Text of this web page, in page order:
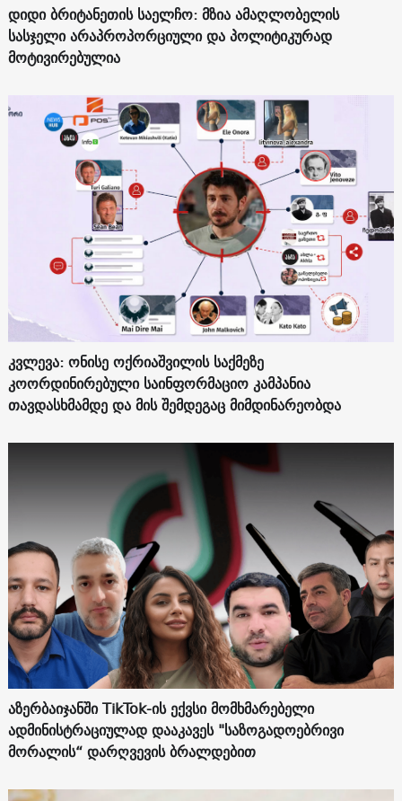
დიდი ბრიტანეთის საელჩო: მზია ამაღლობელის
სასჯელი არაპროპორციული და პოლიტიკურად
მოტივირებულია
კვლევა: ონისე ოქრიაშვილის საქმეზე
კოორდინირებული საინფორმაციო კამპანია
თავდასხმამდე და მის შემდეგაც მიმდინარეობდა
აზერბაიჯანში TikTok-ის ექვსი მომხმარებელი
ადმინისტრაციულად დააკავეს "საზოგადოებრივი
მორალის“ დარღვევის ბრალდებით